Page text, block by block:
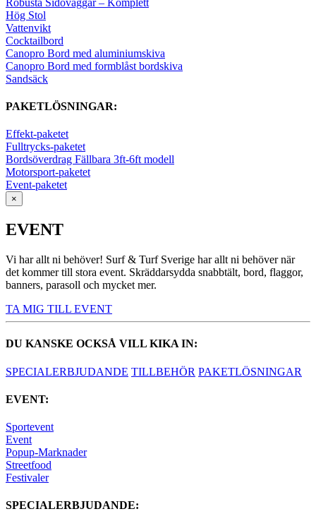
Hög Stol
Vattenvikt
Cocktailbord
Canopro Bord med aluminiumskiva
Canopro Bord med formblåst bordskiva
Sandsäck
PAKETLÖSNINGAR:
Effekt-paketet
Fulltrycks-paketet
Bordsöverdrag Fällbara 3ft-6ft modell
Motorsport-paketet
Event-paketet
×
EVENT
Vi har allt ni behöver! Surf & Turf Sverige har allt ni behöver när
det kommer till stora event. Skräddarsydda snabbtält, bord, flaggor,
banners, parasoll och mycket mer.
TA MIG TILL EVENT
DU KANSKE OCKSÅ VILL KIKA IN:
SPECIALERBJUDANDE TILLBEHÖR PAKETLÖSNINGAR
EVENT:
Sportevent
Event
Popup-Marknader
Streetfood
Festivaler
SPECIALERBJUDANDE: